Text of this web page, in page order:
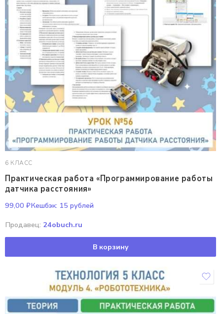
6 КЛАСС
Практическая работа «Программирование работы
датчика расстояния»
99,00 ₽Кешбэк: 15 рублей
Продавец: 24obuch.ru
В корзину